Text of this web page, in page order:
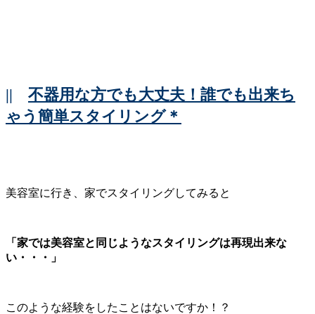
|| 不器用な方でも大丈夫！誰でも出来ち
ゃう簡単スタイリング＊
美容室に行き、家でスタイリングしてみると
「家では美容室と同じようなスタイリングは再現出来な
い・・・」
このような経験をしたことはないですか！？